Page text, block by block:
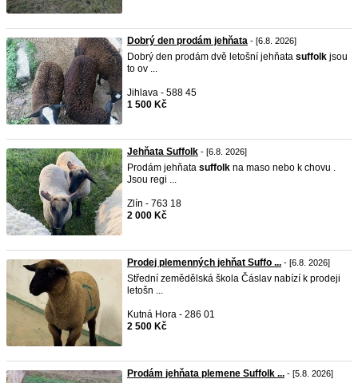
Dobrý den prodám jehňata - [6.8. 2026]
Dobrý den prodám dvě letošní jehňata suffolk jsou
to ov ...
Jihlava - 588 45
1 500 Kč
Jehňata Suffolk - [6.8. 2026]
Prodám jehňata suffolk na maso nebo k chovu .
Jsou regi ...
Zlín - 763 18
2 000 Kč
Prodej plemenných jehňat Suffo ... - [6.8. 2026]
Střední zemědělská škola Čáslav nabízí k prodeji
letošn ...
Kutná Hora - 286 01
2 500 Kč
Prodám jehňata plemene Suffolk ... - [5.8. 2026]